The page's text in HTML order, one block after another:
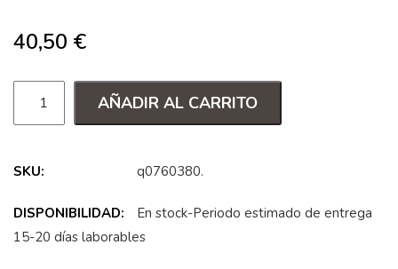
40,50 €
AÑADIR AL CARRITO
SKU: q0760380.
DISPONIBILIDAD:
En stock-Periodo estimado de entrega
15-20 días laborables